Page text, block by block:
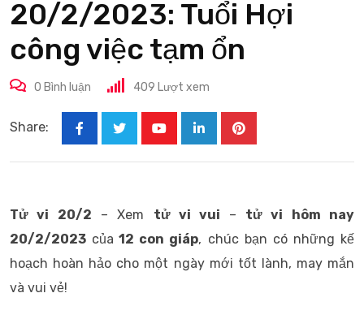
20/2/2023: Tuổi Hợi
công việc tạm ổn
0 Bình luận 409 Lượt xem
Share:
LinkedInPinterest
Tử vi 20/2 – Xem tử vi vui – tử vi hôm nay
20/2/2023 của 12 con giáp, chúc bạn có những kế
hoạch hoàn hảo cho một ngày mới tốt lành, may mắn
và vui vẻ!